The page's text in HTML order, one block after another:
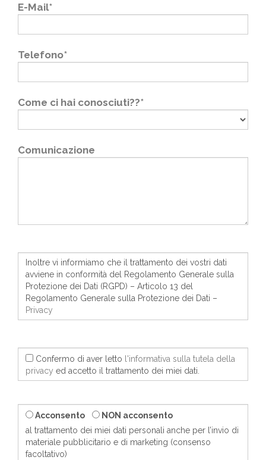
E-Mail*
Telefono*
Come ci hai conosciuti??*
Comunicazione
Inoltre vi informiamo che il trattamento dei vostri dati
avviene in conformità del Regolamento Generale sulla
Protezione dei Dati (RGPD) – Articolo 13 del
Regolamento Generale sulla Protezione dei Dati –
Privacy
Confermo di aver letto
l'informativa sulla tutela della
privacy ed accetto il trattamento dei miei dati.
Acconsento
NON acconsento
al trattamento dei miei dati personali anche per l’invio di
materiale pubblicitario e di marketing (consenso
facoltativo)